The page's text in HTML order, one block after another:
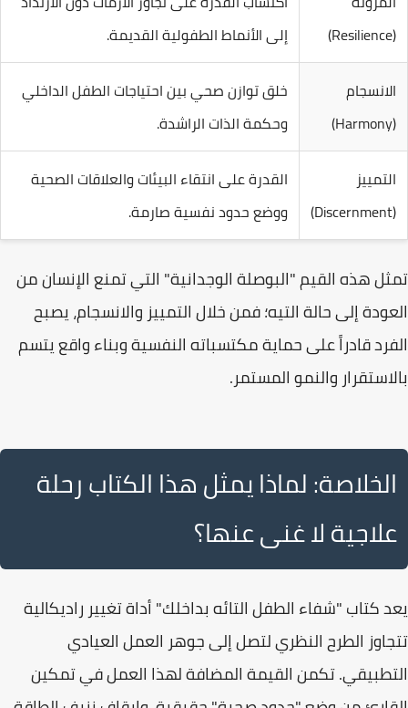
(Resilience)
إلى الأنماط الطفولية القديمة.
الانسجام
(Harmony)
خلق توازن صحي بين احتياجات الطفل الداخلي
وحكمة الذات الراشدة.
التمييز
(Discernment)
القدرة على انتقاء البيئات والعلاقات الصحية
ووضع حدود نفسية صارمة.
تمثل هذه القيم "البوصلة الوجدانية" التي تمنع الإنسان من
العودة إلى حالة التيه؛ فمن خلال التمييز والانسجام، يصبح
الفرد قادراً على حماية مكتسباته النفسية وبناء واقع يتسم
بالاستقرار والنمو المستمر.
الخلاصة: لماذا يمثل هذا الكتاب رحلة
علاجية لا غنى عنها؟
يعد كتاب "شفاء الطفل التائه بداخلك" أداة تغيير راديكالية
تتجاوز الطرح النظري لتصل إلى جوهر العمل العيادي
التطبيقي. تكمن القيمة المضافة لهذا العمل في تمكين